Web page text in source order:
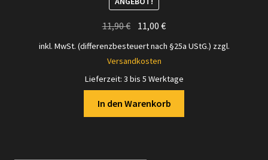
11,90€ Ursprünglicher
11,00€Aktueller
inkl. MwSt. (differenzbesteuert nach §25a UStG.) zzgl.
Versandkosten
Lieferzeit: 3 bis 5 Werktage
In den Warenkorb